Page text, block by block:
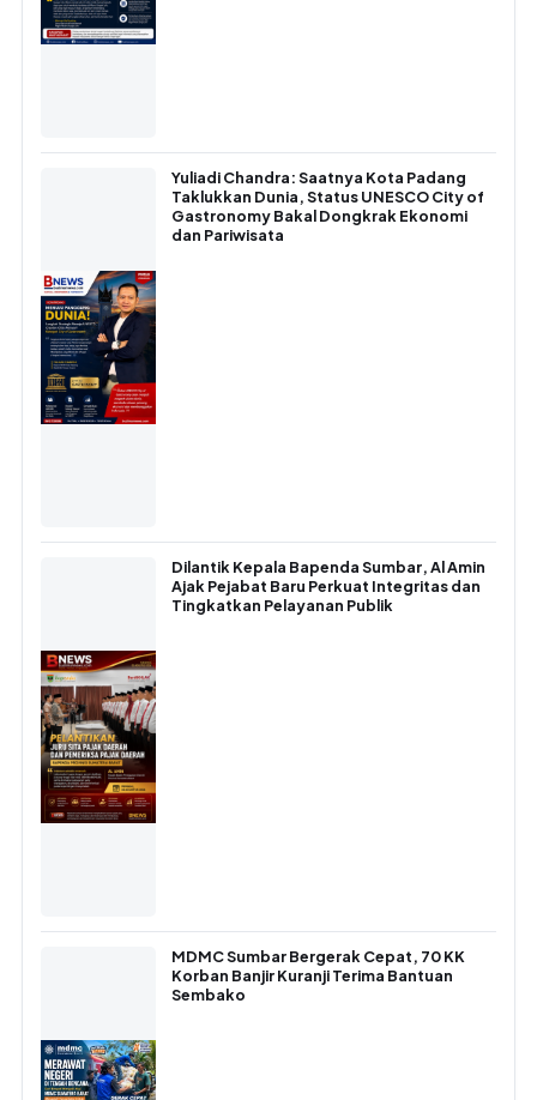
Yuliadi Chandra: Saatnya Kota Padang
Taklukkan Dunia, Status UNESCO City of
Gastronomy Bakal Dongkrak Ekonomi
dan Pariwisata
Dilantik Kepala Bapenda Sumbar, Al Amin
Ajak Pejabat Baru Perkuat Integritas dan
Tingkatkan Pelayanan Publik
MDMC Sumbar Bergerak Cepat, 70 KK
Korban Banjir Kuranji Terima Bantuan
Sembako